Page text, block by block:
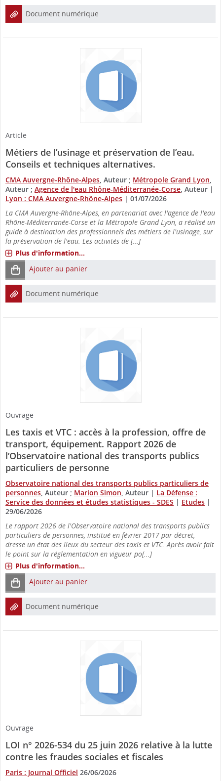
Document numérique
Article
Métiers de l’usinage et préservation de l’eau.
Conseils et techniques alternatives.
CMA Auvergne-Rhône-Alpes , Auteur ; Métropole Grand Lyon
Auteur ; Agence de l'eau Rhône-Méditerranée-Corse , Auteur |
Lyon : CMA Auvergne-Rhône-Alpes | 01/07/2026
La CMA Auvergne-Rhône-Alpes, en partenariat avec l'agence de l'eau
Rhône-Méditerranée-Corse et la Métropole Grand Lyon, a réalisé un
guide à destination des professionnels des métiers de l'usinage, sur
la préservation de l'eau. Les activités de [...]
Plus d'information...
Ajouter au panier
Document numérique
Ouvrage
Les taxis et VTC : accès à la profession, offre de
transport, équipement. Rapport 2026 de
l’Observatoire national des transports publics
particuliers de personne
Observatoire national des transports publics particuliers de
personnes , Auteur ; Marion Simon , Auteur | La Défense :
Service des données et études statistiques - SDES | Etudes |
29/06/2026
Le rapport 2026 de l'Observatoire national des transports publics
particuliers de personnes, institué en février 2017 par décret,
dresse un état des lieux du secteur des taxis et VTC. Après avoir fait
le point sur la réglementation en vigueur po[...]
Plus d'information...
Ajouter au panier
Document numérique
Ouvrage
LOI n° 2026-534 du 25 juin 2026 relative à la lutte
contre les fraudes sociales et fiscales
Paris : Journal Officiel 26/06/2026